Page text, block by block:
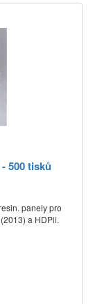
500 tisků
panely pro
a HDPii.